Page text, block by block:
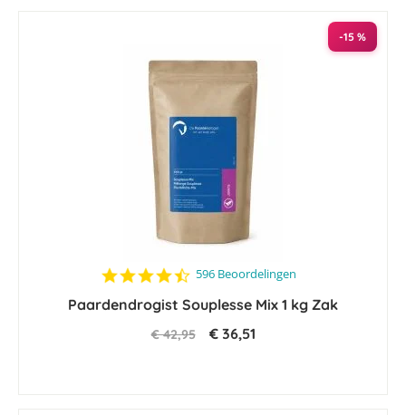
-15 %
4.6
rating
596 Beoordelingen
Paardendrogist Souplesse Mix 1 kg Zak
€ 42,95 € 36,51